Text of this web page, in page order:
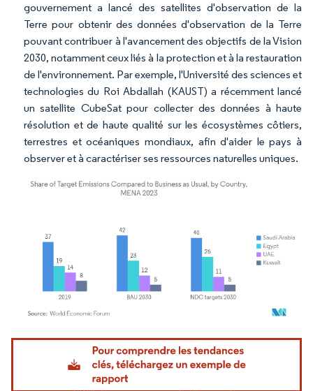
gouvernement a lancé des satellites d'observation de la
Terre pour obtenir des données d'observation de la Terre
pouvant contribuer à l'avancement des objectifs de la Vision
2030, notamment ceux liés à la protection et à la restauration
de l'environnement. Par exemple, l'Université des sciences et
technologies du Roi Abdallah (KAUST) a récemment lancé
un satellite CubeSat pour collecter des données à haute
résolution et de haute qualité sur les écosystèmes côtiers,
terrestres et océaniques mondiaux, afin d'aider le pays à
observer et à caractériser ses ressources naturelles uniques.
Image © Mordor Intelligence. La réutilisation nécessite une attribution sous CC BY